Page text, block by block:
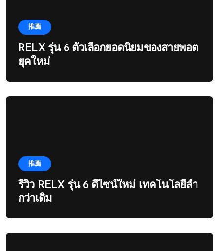
推薦
RELX รุ่น 6 ตัวเลือกยอดนิยมของสายพอต
ยุคใหม่
推薦
รีวิว RELX รุ่น 6 ดีไซน์ใหม่ เทคโนโลยีล้ำ
กว่าเดิม